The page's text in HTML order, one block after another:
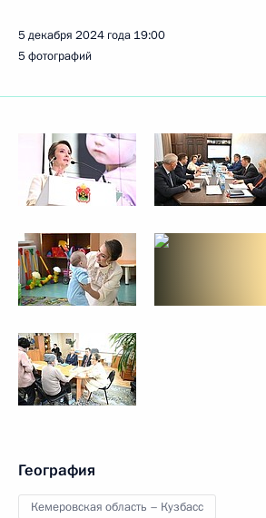
5 декабря 2024 года 19:00
5 фотографий
География
Кемеровская область – Кузбасс